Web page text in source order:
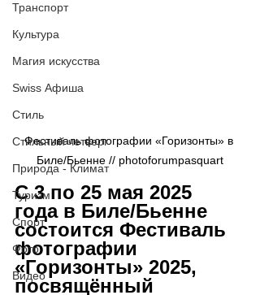
Транспорт
Культура
Магия искусства
Swiss Афиша
Стиль
Стильный четверг
Природа - Климат
Туризм
Спорт
Фото
Видео
Фестиваль фотографии «Горизонты» в
Биле/Бьенне // photoforumpasquart
С 3 по 25 мая 2025
года в Биле/Бьенне
состоится Фестиваль
фотографии
«Горизонты» 2025,
посвящённый